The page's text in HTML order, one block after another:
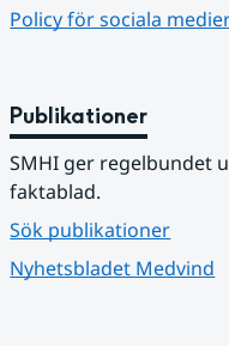
Policy för sociala
Publikationer
SMHI ger regelbundet
faktablad.
Sök publikationer
Nyhetsbladet Medvind